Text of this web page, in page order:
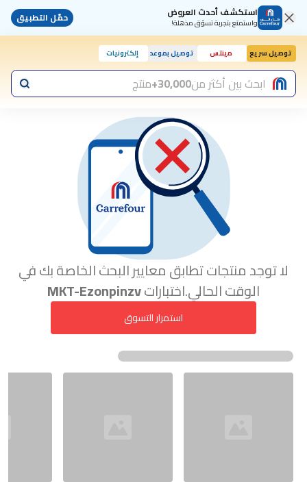
استكشف أحدث العروض
واستمتع بتجربة تسوّق مذهلة! حمّل التطبيق
توصيل سريع مينتس توصيل بموعد إلكترونيات
اليوم, 10:00 صابحث بين أكثر من30,000+ منتج
لا توجد منتجات تطابق معايير البحث الخاصة بك في
الوقت الحالي.اختباراتMKT-Ezonpinzv
استمرار التسوق